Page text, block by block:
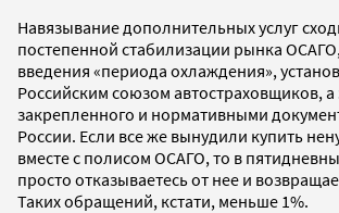
Навязывание дополнительных услуг
постепенной стабилизации рынка
введения «периода охлаждения»,
Российским союзом автостраховщиков, а
закрепленного и нормативными
России. Если все же вынудили купить
вместе с полисом ОСАГО, то в
просто отказываетесь от нее и
Таких обращений, кстати, меньше 1%.